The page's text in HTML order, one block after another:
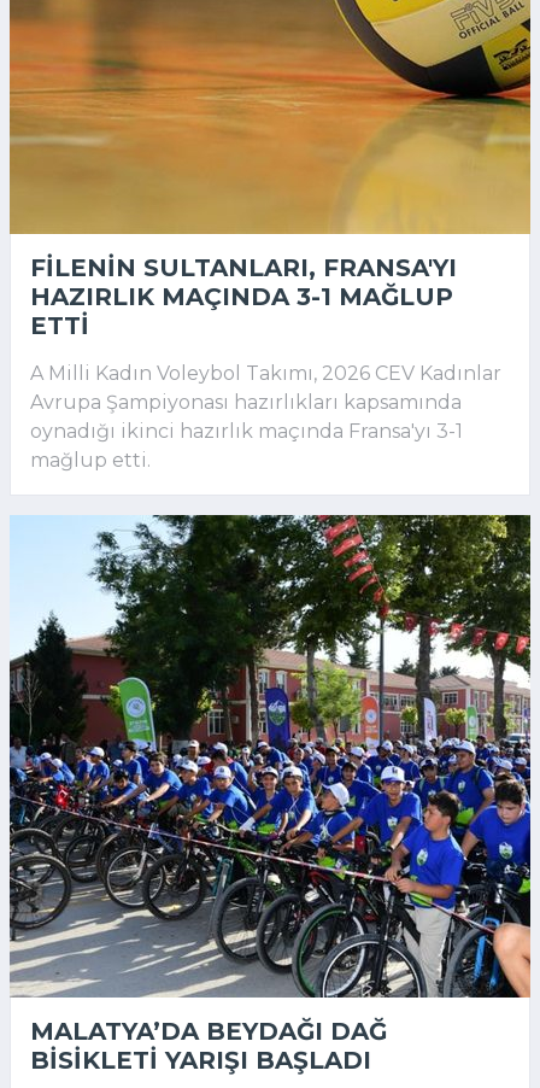
FILENIN SULTANLARI, FRANSA'YI
HAZIRLIK MAÇINDA 3-1 MAĞLUP
ETTI
A Milli Kadın Voleybol Takımı, 2026 CEV Kadınlar
Avrupa Şampiyonası hazırlıkları kapsamında
oynadığı ikinci hazırlık maçında Fransa'yı 3-1
mağlup etti.
MALATYA’DA BEYDAĞI DAĞ
BISIKLETI YARIŞI BAŞLADI